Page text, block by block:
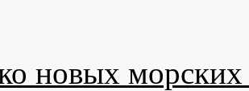
новых